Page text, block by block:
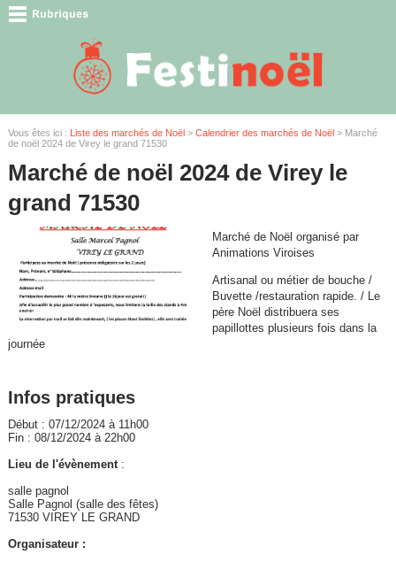
Vous êtes ici : Liste des marchés de Noël> Calendrier des marchés de Noël> Marché
de noël 2024 de Virey le grand 71530
Marché de noël 2024 de Virey le
grand 71530
Marché de Noël organisé par
Animations Viroises
Artisanal ou métier de bouche /
Buvette /restauration rapide. / Le
père Noël distribuera ses
papillottes plusieurs fois dans la
journée
Infos pratiques
Début : 07/12/2024 à 11h00
Fin : 08/12/2024 à 22h00
Lieu de l'évènement:
salle pagnol
Salle Pagnol (salle des fêtes)
71530 VIREY LE GRAND
Organisateur :